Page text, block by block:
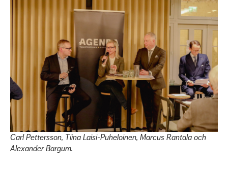
Carl Pettersson, Tiina Laisi-Puheloinen, Marcus Rantala och
Alexander Bargum.